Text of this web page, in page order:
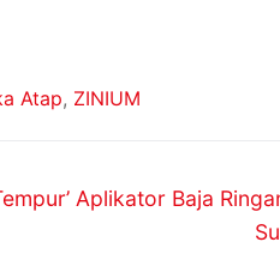
Atap, ZINIUM
Aplikator Baja